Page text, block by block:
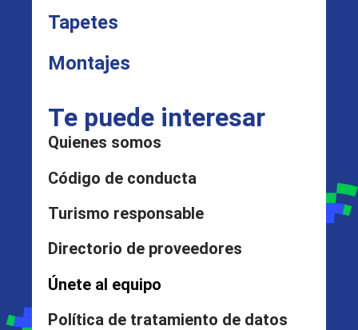
Tapetes
Montajes
Te puede interesar
Quienes somos
Código de conducta
Turismo responsable
Directorio de proveedores
Únete al equipo
Política de tratamiento de datos